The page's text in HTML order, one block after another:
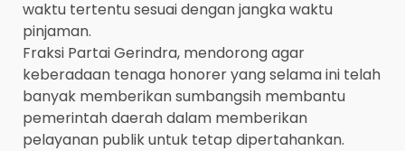
waktu tertentu sesuai dengan jangka waktu
pinjaman.
Fraksi Partai Gerindra, mendorong agar
keberadaan tenaga honorer yang selama ini telah
banyak memberikan sumbangsih membantu
pemerintah daerah dalam memberikan
pelayanan publik untuk tetap dipertahankan.